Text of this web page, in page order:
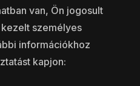
van, Ön jogosult
személyes
információkhoz
kapjon: